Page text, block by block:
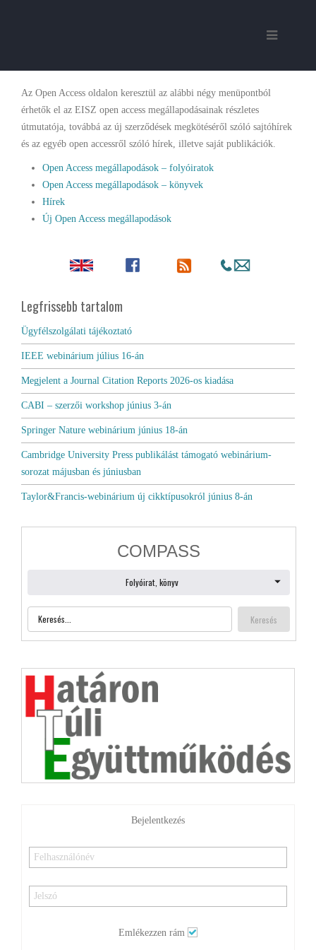
Az Open Access oldalon keresztül az alábbi négy menüpontból
érhetők el az EISZ open access megállapodásainak részletes
útmutatója, továbbá az új szerződések megkötéséről szóló sajtóhírek
és az egyéb open accessről szóló hírek, illetve saját publikációk.
Open Access megállapodások – folyóiratok
Open Access megállapodások – könyvek
Hírek
Új Open Access megállapodások
Legfrissebb tartalom
Ügyfélszolgálati tájékoztató
IEEE webinárium július 16-án
Megjelent a Journal Citation Reports 2026-os kiadása
CABI – szerzői workshop június 3-án
Springer Nature webinárium június 18-án
Cambridge University Press publikálást támogató webinárium-
sorozat májusban és júniusban
Taylor&Francis-webinárium új cikktípusokról június 8-án
Bejelentkezés
Emlékezzen rám